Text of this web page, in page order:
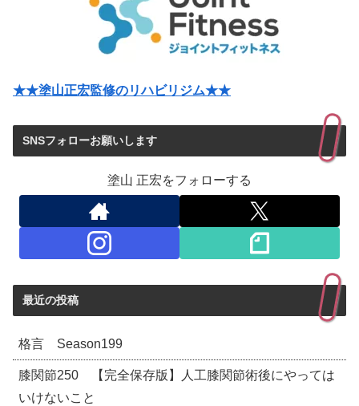
★★塗山正宏監修のリハビリジム★★
SNSフォローお願いします
塗山 正宏をフォローする
最近の投稿
格言 Season199
膝関節250 【完全保存版】人工膝関節術後にやっては
いけないこと